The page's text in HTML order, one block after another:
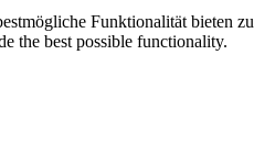
Funktionalität bieten
the best possible functionality.